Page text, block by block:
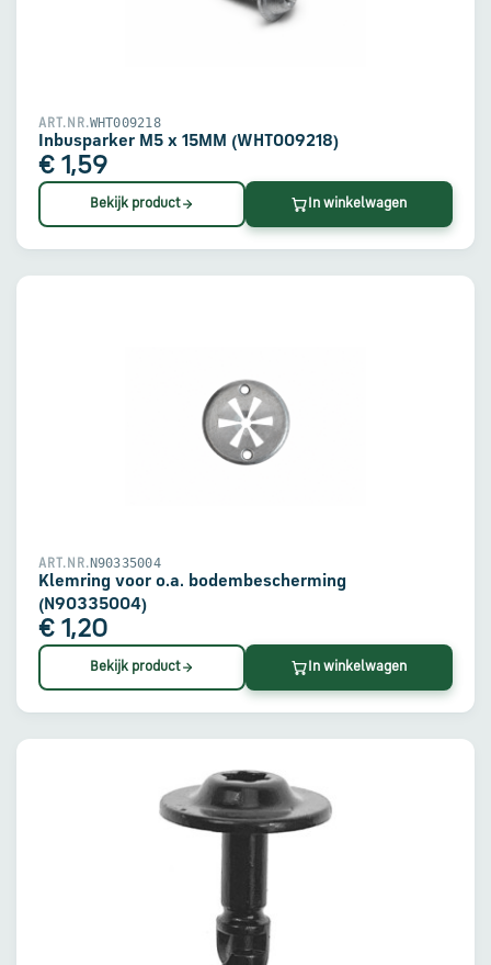
ART.NR.WHT009218
Inbusparker M5 x 15MM (WHT009218)
€ 1,59
Bekijk product In winkelwagen
ART.NR.N90335004
Klemring voor o.a. bodembescherming
(N90335004)
€ 1,20
Bekijk product In winkelwagen